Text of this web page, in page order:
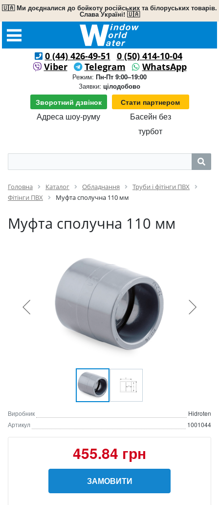
🇺🇦 Ми доєдналися до бойкоту російських та білоруських товарів.
Слава Україні! 🇺🇦
0 (44) 426-49-51
0 (50) 414-10-04
Viber
Telegram WhatsApp
Режим: Пн-Пт 9:00–19:00
Заявки: цілодобово
Зворотний дзвінок Стати партнером
Адреса шоу-руму
Басейн без
турбот
Головна Каталог Обладнання
Труби і фітінги ПВХ
Фітінги ПВХ
Муфта сполучна 110 мм
Муфта сполучна 110 мм
Виробник
Hidroten
Артикул
1001044
455.84 грн
ЗАМОВИТИ